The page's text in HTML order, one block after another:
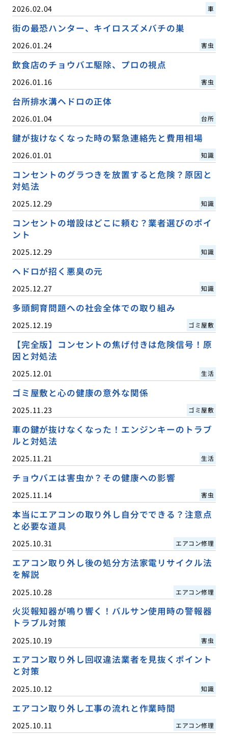
2026.02.04 車
街の最恐ハンター、キイロスズメバチの巣
2026.01.24 害虫
飲食店のチョウバエ駆除、プロの視点
2026.01.16 害虫
台所排水溝ヘドロの正体
2026.01.04 台所
鍵が抜けなくなった時の緊急連絡先と費用相場
2026.01.01 知識
コンセントのグラつきを放置すると危険？原因と
対処法
2025.12.29 知識
コンセントの増設はどこに頼む？業者選びのポイ
ント
2025.12.29 知識
ヘドロが招く悪臭の元
2025.12.27 知識
多頭飼育問題への社会全体での取り組み
2025.12.19 ゴミ屋敷
【完全版】コンセントの焦げ付きは危険信号！原
因と対処法
2025.12.01 生活
ゴミ屋敷と心の健康の意外な関係
2025.11.23 ゴミ屋敷
車の鍵が抜けなくなった！エンジンキーのトラブ
ルと対処法
2025.11.21 生活
チョウバエは害虫か？その健康への影響
2025.11.14 害虫
本当にエアコンの取り外し自分でできる？注意点
と必要な道具
2025.10.31 エアコン修理
エアコン取り外し後の処分方法家電リサイクル法
を解説
2025.10.28 エアコン修理
火災報知器が鳴り響く！バルサン使用時の警報器
トラブル対策
2025.10.19 害虫
エアコン取り外し回収違法業者を見抜くポイント
と対策
2025.10.12 知識
エアコン取り外し工事の流れと作業時間
2025.10.11 エアコン修理